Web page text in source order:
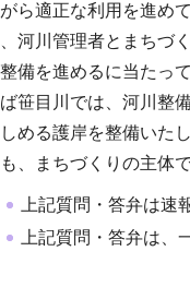
ら適正な利用を進め
河川管理者とまちづ
備を進めるに当たっ
笹目川では、河川整
める護岸を整備いたし
、まちづくりの主体
上記質問・答弁は速
上記質問・答弁は